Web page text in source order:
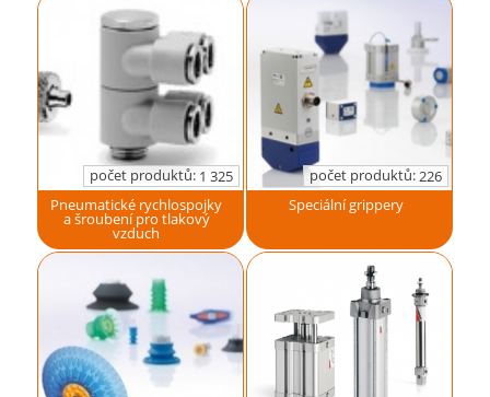
počet produktů: 1 325
Pneumatické rychlospojky
a šroubení pro tlakový
vzduch
počet produktů:226
Speciální grippery